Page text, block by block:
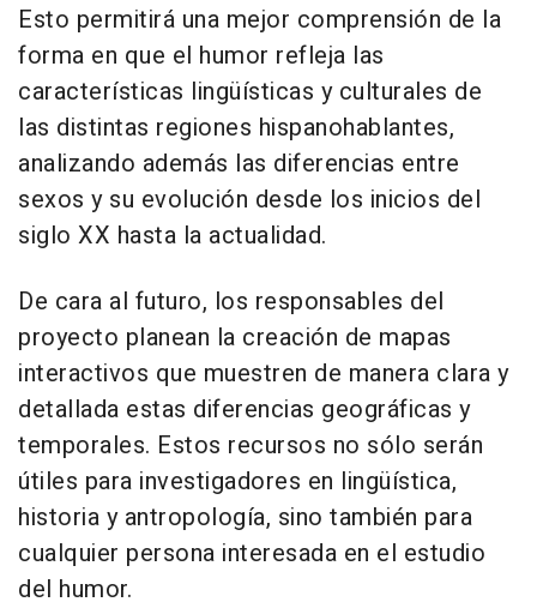
Esto permitirá una mejor comprensión de la
forma en que el humor refleja las
características lingüísticas y culturales de
las distintas regiones hispanohablantes,
analizando además las diferencias entre
sexos y su evolución desde los inicios del
siglo XX hasta la actualidad.
De cara al futuro, los responsables del
proyecto planean la creación de mapas
interactivos que muestren de manera clara y
detallada estas diferencias geográficas y
temporales. Estos recursos no sólo serán
útiles para investigadores en lingüística,
historia y antropología, sino también para
cualquier persona interesada en el estudio
del humor.